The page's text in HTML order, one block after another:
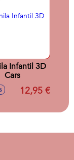
Infantil 3D
Cars
12,95 €